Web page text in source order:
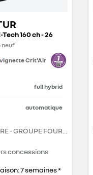
160 ch - 26
neuf
Crit'Air
full hybrid
automatique
- GROUPE FOURRAGE
concessions
7 semaines *